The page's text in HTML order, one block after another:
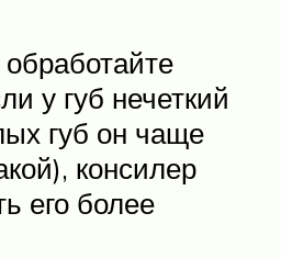
обработайте
у губ нечеткий
губ он чаще
консилер
его более